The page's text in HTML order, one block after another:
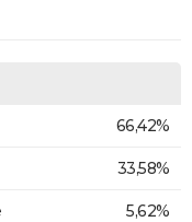
66,42%
33,58%
5,62%